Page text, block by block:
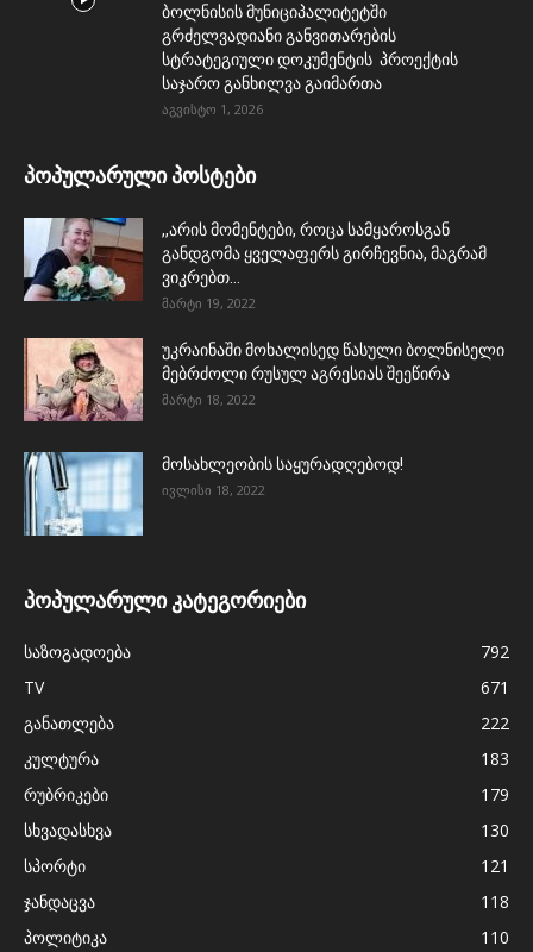
ბოლნისის მუნიციპალიტეტში
გრძელვადიანი განვითარების
სტრატეგიული დოკუმენტის პროექტის
საჯარო განხილვა გაიმართა
აგვისტო 1, 2026
პოპულარული პოსტები
,,არის მომენტები, როცა სამყაროსგან
განდგომა ყველაფერს გირჩევნია, მაგრამ
ვიკრებთ...
მარტი 19, 2022
უკრაინაში მოხალისედ წასული ბოლნისელი
მებრძოლი რუსულ აგრესიას შეეწირა
მარტი 18, 2022
მოსახლეობის საყურადღებოდ!
ივლისი 18, 2022
პოპულარული კატეგორიები
საზოგადოება
792
TV
671
განათლება
222
კულტურა
183
რუბრიკები
179
სხვადასხვა
130
სპორტი
121
ჯანდაცვა
118
პოლიტიკა
110